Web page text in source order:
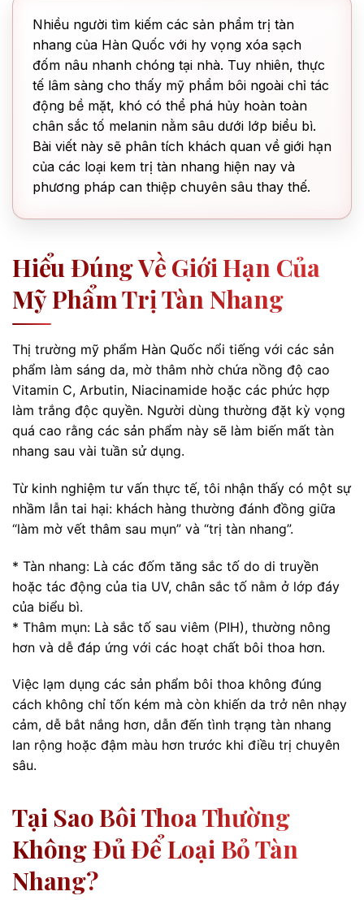
Nhiều người tìm kiếm các sản phẩm trị tàn
nhang của Hàn Quốc với hy vọng xóa sạch
đốm nâu nhanh chóng tại nhà. Tuy nhiên, thực
tế lâm sàng cho thấy mỹ phẩm bôi ngoài chỉ tác
động bề mặt, khó có thể phá hủy hoàn toàn
chân sắc tố melanin nằm sâu dưới lớp biểu bì.
Bài viết này sẽ phân tích khách quan về giới hạn
của các loại kem trị tàn nhang hiện nay và
phương pháp can thiệp chuyên sâu thay thế.
Hiểu Đúng Về Giới Hạn Của
Mỹ Phẩm Trị Tàn Nhang
Thị trường mỹ phẩm Hàn Quốc nổi tiếng với các sản
phẩm làm sáng da, mờ thâm nhờ chứa nồng độ cao
Vitamin C, Arbutin, Niacinamide hoặc các phức hợp
làm trắng độc quyền. Người dùng thường đặt kỳ vọng
quá cao rằng các sản phẩm này sẽ làm biến mất tàn
nhang sau vài tuần sử dụng.
Từ kinh nghiệm tư vấn thực tế, tôi nhận thấy có một sự
nhầm lẫn tai hại: khách hàng thường đánh đồng giữa
“làm mờ vết thâm sau mụn” và “trị tàn nhang”.
* Tàn nhang: Là các đốm tăng sắc tố do di truyền
hoặc tác động của tia UV, chân sắc tố nằm ở lớp đáy
của biểu bì.
* Thâm mụn: Là sắc tố sau viêm (PIH), thường nông
hơn và dễ đáp ứng với các hoạt chất bôi thoa hơn.
Việc lạm dụng các sản phẩm bôi thoa không đúng
cách không chỉ tốn kém mà còn khiến da trở nên nhạy
cảm, dễ bắt nắng hơn, dẫn đến tình trạng tàn nhang
lan rộng hoặc đậm màu hơn trước khi điều trị chuyên
sâu.
Tại Sao Bôi Thoa Thường
Không Đủ Để Loại Bỏ Tàn
Nhang?